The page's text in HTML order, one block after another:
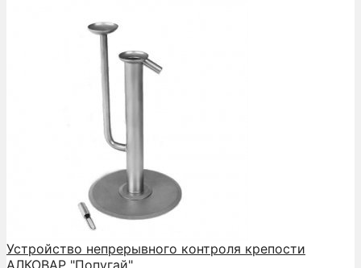
Устройство непрерывного контроля крепости
АЛКОВАР "Попугай"